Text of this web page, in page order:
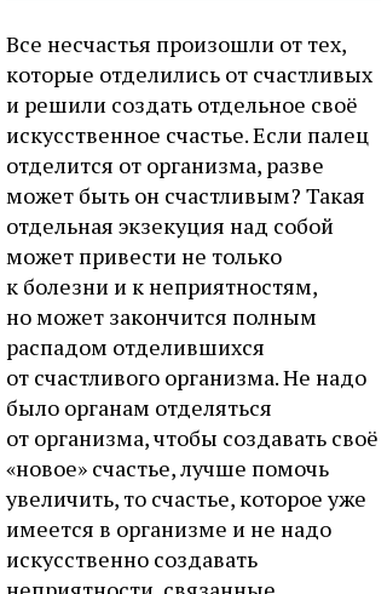
Все несчастья произошли от тех,
которые отделились от счастливых
и решили создать отдельное своё
искусственное счастье. Если палец
отделится от организма, разве
может быть он счастливым? Такая
отдельная экзекуция над собой
может привести не только
к болезни и к неприятностям,
но может закончится полным
распадом отделившихся
от счастливого организма. Не надо
было органам отделяться
от организма, чтобы создавать своё
«новое» счастье, лучше помочь
увеличить, то счастье, которое уже
имеется в организме и не надо
искусственно создавать